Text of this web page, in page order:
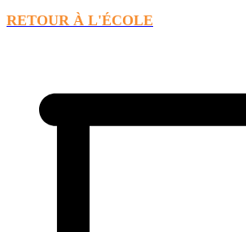
RETOUR À L'ÉCOLE